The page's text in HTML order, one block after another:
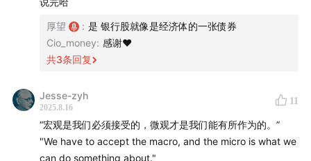
厚望 : 是 银行股就像是经济体的一张债券
Cio_money: 感谢❤️
共3条回复
Jesse-zyh
2025.8.16
11
“宏观是我们必须接受的，微观才是我们能有所作为的。”
"We have to accept the macro, and the micro is what we
can do something about."